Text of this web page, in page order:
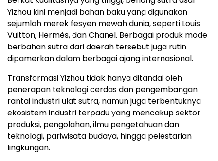
Yizhou kini menjadi bahan baku yang digunakan
sejumlah merek fesyen mewah dunia, seperti Louis
Vuitton, Hermès, dan Chanel. Berbagai produk mode
berbahan sutra dari daerah tersebut juga rutin
dipamerkan dalam berbagai ajang internasional.
Transformasi Yizhou tidak hanya ditandai oleh
penerapan teknologi cerdas dan pengembangan
rantai industri ulat sutra, namun juga terbentuknya
ekosistem industri terpadu yang mencakup sektor
produksi, pengolahan, ilmu pengetahuan dan
teknologi, pariwisata budaya, hingga pelestarian
lingkungan.